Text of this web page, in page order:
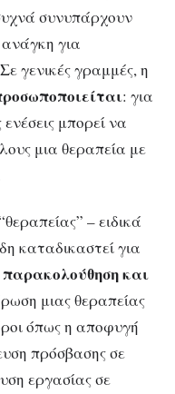
συνυπάρχουν
για
γενικές γραμμές, η
: για
μπορεί να
μια θεραπεία με
– ειδικά
καταδικαστεί για
παρακολούθηση και
μιας θεραπείας
όπως η αποφυγή
πρόσβασης σε
εργασίας σε